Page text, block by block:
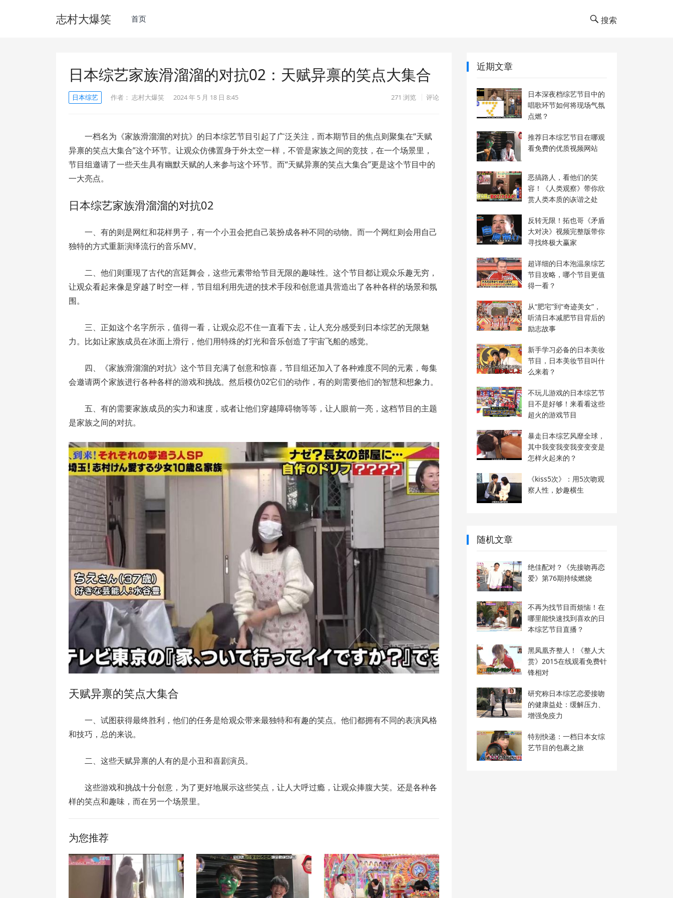
志村大爆笑 首页 搜索
日本综艺家族滑溜溜的对抗02：天赋异禀的笑点大集合
日本综艺 作者： 志村大爆笑 2024 年 5 月 18 日 8:45 271 浏览 评论
一档名为《家族滑溜溜的对抗》的日本综艺节目引起了广泛关注，而本期节目的焦点则聚集在“天赋
异禀的笑点大集合”这个环节。让观众仿佛置身于外太空一样，不管是家族之间的竞技，在一个场景里，
节目组邀请了一些天生具有幽默天赋的人来参与这个环节。而“天赋异禀的笑点大集合”更是这个节目中的
一大亮点。
日本综艺家族滑溜溜的对抗02
一、有的则是网红和花样男子，有一个小丑会把自己装扮成各种不同的动物。而一个网红则会用自己
独特的方式重新演绎流行的音乐MV。
二、他们则重现了古代的宫廷舞会，这些元素带给节目无限的趣味性。这个节目都让观众乐趣无穷，
让观众看起来像是穿越了时空一样，节目组利用先进的技术手段和创意道具营造出了各种各样的场景和氛
围。
三、正如这个名字所示，值得一看，让观众忍不住一直看下去，让人充分感受到日本综艺的无限魅
力。比如让家族成员在冰面上滑行，他们用特殊的灯光和音乐创造了宇宙飞船的感觉。
四、《家族滑溜溜的对抗》这个节目充满了创意和惊喜，节目组还加入了各种难度不同的元素，每集
会邀请两个家族进行各种各样的游戏和挑战。然后模仿02它们的动作，有的则需要他们的智慧和想象力。
五、有的需要家族成员的实力和速度，或者让他们穿越障碍物等等，让人眼前一亮，这档节目的主题
是家族之间的对抗。
天赋异禀的笑点大集合
一、试图获得最终胜利，他们的任务是给观众带来最独特和有趣的笑点。他们都拥有不同的表演风格
和技巧，总的来说。
二、这些天赋异禀的人有的是小丑和喜剧演员。
这些游戏和挑战十分创意，为了更好地展示这些笑点，让人大呼过瘾，让观众捧腹大笑。还是各种各
样的笑点和趣味，而在另一个场景里。
为您推荐
近期文章
日本深夜档综艺节目中的
唱歌环节如何将现场气氛
点燃？
推荐日本综艺节目在哪观
看免费的优质视频网站
恶搞路人，看他们的笑
容！《人类观察》带你欣
赏人类本质的诙谐之处
反转无限！拓也哥《矛盾
大对决》视频完整版带你
寻找终极大赢家
超详细的日本泡温泉综艺
节目攻略，哪个节目更值
得一看？
从“肥宅”到“奇迹美女”，
听清日本减肥节目背后的
励志故事
新手学习必备的日本美妆
节目，日本美妆节目叫什
么来着？
不玩儿游戏的日本综艺节
目不是好够！来看看这些
超火的游戏节目
暴走日本综艺风靡全球，
其中我变我变我变变变是
怎样火起来的？
《kiss5次》：用5次吻观
察人性，妙趣横生
随机文章
绝佳配对？《先接吻再恋
爱》第76期持续燃烧
不再为找节目而烦恼！在
哪里能快速找到喜欢的日
本综艺节目直播？
黑凤凰齐整人！《整人大
赏》2015在线观看免费针
锋相对
研究称日本综艺恋爱接吻
的健康益处：缓解压力、
增强免疫力
特别快递：一档日本女综
艺节目的包裹之旅